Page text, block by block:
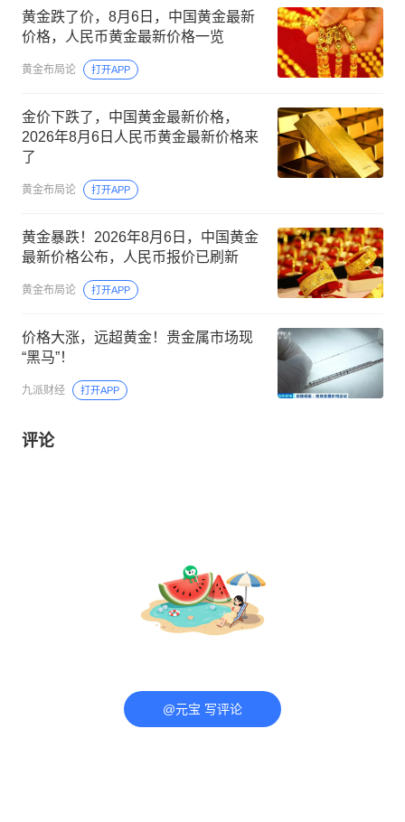
黄金跌了价，8月6日，中国黄金最新
价格，人民币黄金最新价格一览
黄金布局论 打开APP
金价下跌了，中国黄金最新价格，
2026年8月6日人民币黄金最新价格来
了
黄金布局论 打开APP
黄金暴跌！2026年8月6日，中国黄金
最新价格公布，人民币报价已刷新
黄金布局论 打开APP
价格大涨，远超黄金！贵金属市场现
“黑马”！
九派财经 打开APP
评论
@元宝 写评论